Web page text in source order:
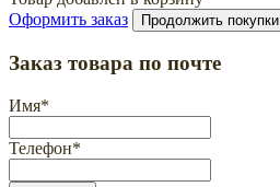
Оформить заказ
Продолжить покупки
Заказ товара по почте
Имя*
Телефон*